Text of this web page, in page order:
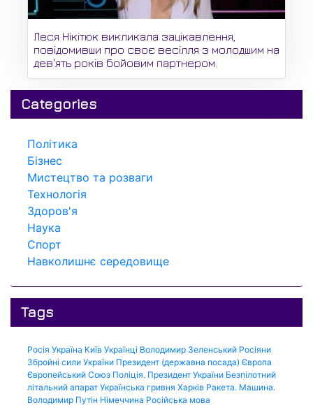
Леся Нікітюк викликала зацікавлення,
повідомивши про своє весілля з молодшим на
дев'ять років бойовим партнером.
Categories
Політика
Бізнес
Мистецтво та розваги
Технологія
Здоров'я
Наука
Спорт
Навколишнє середовище
Tags
Росія Україна Київ Українці Володимир Зеленський Росіяни
Збройні сили України Президент (державна посада) Європа
Європейський Союз Поліція. Президент України Безпілотний
літальний апарат Українська гривня Харків Ракета. Машина.
Володимир Путін Німеччина Російська мова